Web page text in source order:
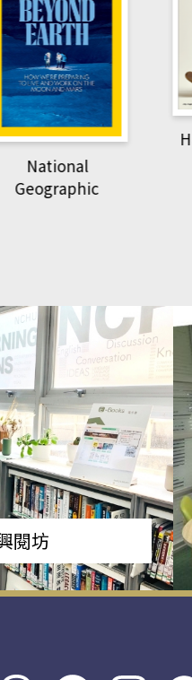
National
Geographic
閱坊